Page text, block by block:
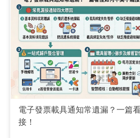
電子發票載具通知常遺漏？一篇
接！